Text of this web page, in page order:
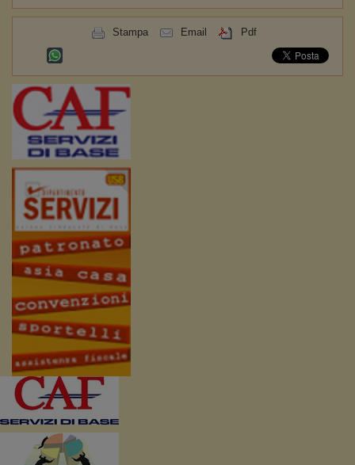
Stampa Email Pdf